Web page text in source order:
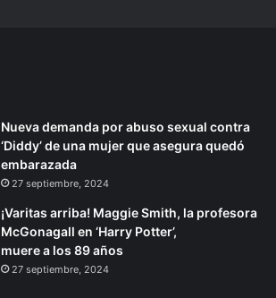
Nueva demanda por abuso sexual contra
‘Diddy’ de una mujer que asegura quedó
embarazada
27 septiembre, 2024
¡Varitas arriba! Maggie Smith, la profesora
McGonagall en ‘Harry Potter’,
muere a los 89 años
27 septiembre, 2024